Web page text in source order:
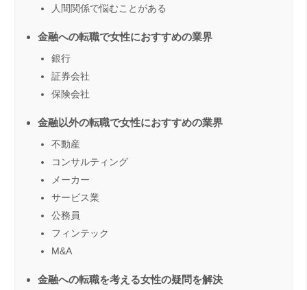
人間関係で悩むことがある
金融への転職で女性におすすめの業界
銀行
証券会社
保険会社
金融以外の転職で女性におすすめの業界
不動産
コンサルティング
メーカー
サービス業
公務員
フィンテック
M&A
金融への転職を考える女性の疑問を解決